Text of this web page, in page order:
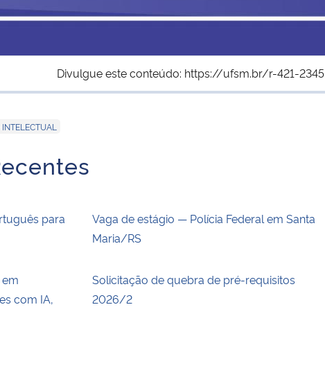
Divulgue este conteúdo: https://ufsm.br/r-421-2345
para
Vaga de estágio — Polícia Federal em Santa
Maria/RS
com IA,
Solicitação de quebra de pré-requisitos
2026/2